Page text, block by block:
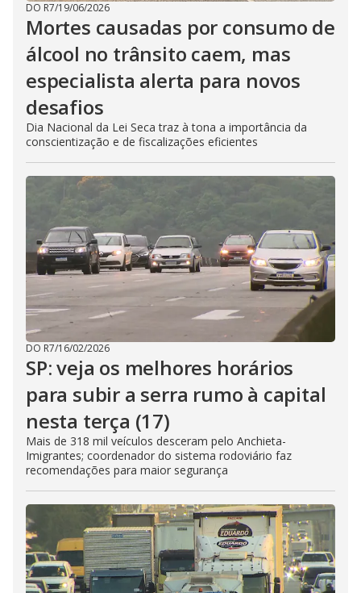
DO R7/19/06/2026
Mortes causadas por consumo de
álcool no trânsito caem, mas
especialista alerta para novos
desafios
Dia Nacional da Lei Seca traz à tona a importância da
conscientização e de fiscalizações eficientes
DO R7/16/02/2026
SP: veja os melhores horários
para subir a serra rumo à capital
nesta terça (17)
Mais de 318 mil veículos desceram pelo Anchieta-
Imigrantes; coordenador do sistema rodoviário faz
recomendações para maior segurança